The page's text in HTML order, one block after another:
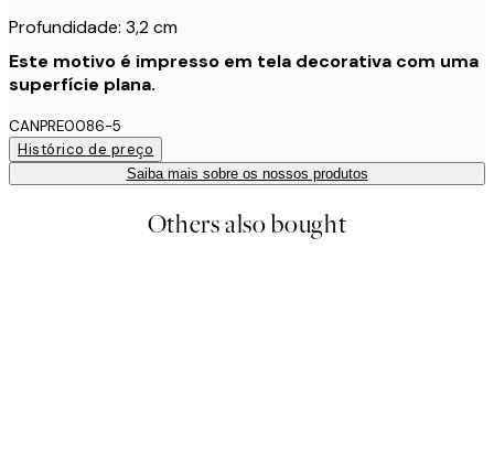
Profundidade: 3,2 cm
Este motivo é impresso em tela decorativa com uma
superfície plana.
CANPRE0086-5
Histórico de preço
Saiba mais sobre os nossos produtos
Others also bought